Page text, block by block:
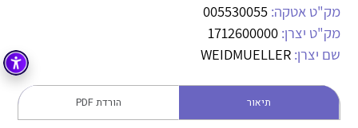
מיתוג, בקרה , ואינסטלציה חשמלית ופעילה ב7 תחומים:
חשמל מיתוג ואינסטלציה חשמלית
קופסאות וארונות לחשמל, בקרה ואלקטרוניקה
לכל מוצרי היצרן לכל מוצרי היצרן
מק"ט אטקה: 005530055
מק"ט יצרן: 1712600000
שם יצרן: WEIDMUELLER
תיאור הורדת PDF